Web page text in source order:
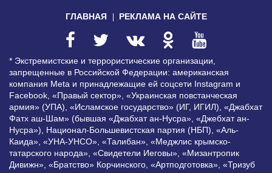
ГЛАВНАЯ РЕКЛАМА НА САЙТЕ
* Экстремистские и террористические организации,
запрещенные в Российской Федерации: американская
компания Meta и принадлежащие ей соцсети Instagram и
Facebook, «Правый сектор», «Украинская повстанческая
армия» (УПА), «Исламское государство» (ИГ, ИГИЛ), «Джабхат
Фатх аш-Шам» (бывшая «Джабхат ан-Нусра», «Джебхат ан-
Нусра»), Национал-Большевистская партия (НБП), «Аль-
Каида», «УНА-УНСО», «Талибан», «Меджлис крымско-
татарского народа», «Свидетели Иеговы», «Мизантропик
Дивижн», «Братство» Корчинского, «Артподготовка», «Тризуб